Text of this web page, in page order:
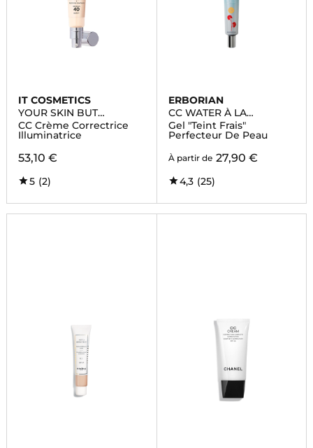
IT COSMETICS
YOUR SKIN BUT
BETTER™ CC+ CREAM
NUDE GLOW
CC Crème Correctrice
Illuminatrice
53,10 €
5 (2)
ERBORIAN
CC WATER À LA
CENTELLA ASIATICA
Gel "Teint Frais"
Perfecteur De Peau
À partir de 27,90 €
4,3 (25)